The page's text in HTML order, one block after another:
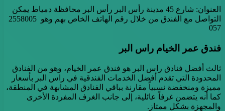
العنوان: شارع 45 مدينة رأس البر رأس البر محافظة دمياط يمكن
التواصل مع الفندق من خلال رقم الهاتف الخاص بهم وهو 2558005
057
فندق عمر الخيام راس البر
ثالث أفضل فنادق راس البر هو فندق عمر الخيام، وهو من الفنادق
المحدودة التي تقدم أفضل الخدمات الفندقية في راس البر بأسعار
مميزة ومنخفضة نسبياً مقارنة بباقي الفنادق المشابهة في المنطقة،
كما أنه يتضمن غرفاً عائلية، إلى جانب الغرف المفردة الأخرى
والمجهزة بشكل ممتاز.